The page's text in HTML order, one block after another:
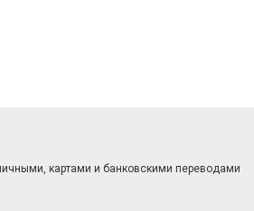
картами и банковскими переводами